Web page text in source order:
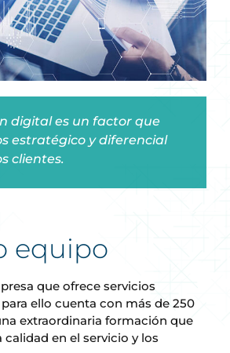
digital es un factor que
estratégico y diferencial
clientes.
equipo
que ofrece servicios
ello cuenta con más de 250
extraordinaria formación que
en el servicio y los